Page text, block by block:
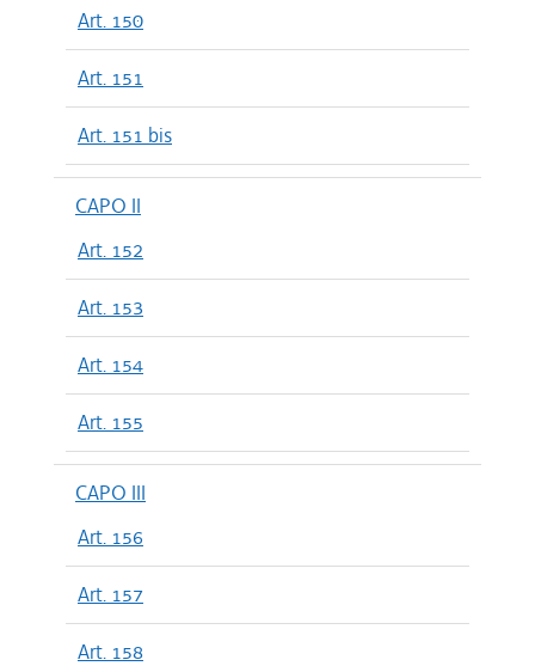
Art. 150
Art. 151
Art. 151 bis
CAPO II
Art. 152
Art. 153
Art. 154
Art. 155
CAPO III
Art. 156
Art. 157
Art. 158